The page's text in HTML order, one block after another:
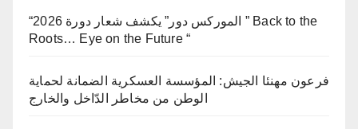
“الموركس دور” يكشف شعار دورة 2026 ” Back to the
Roots… Eye on the Future “
فرعون مهنئا الجيش: المؤسسة العسكرية الضمانة لحماية
الوطن من مخاطر الدّاخل والخارج